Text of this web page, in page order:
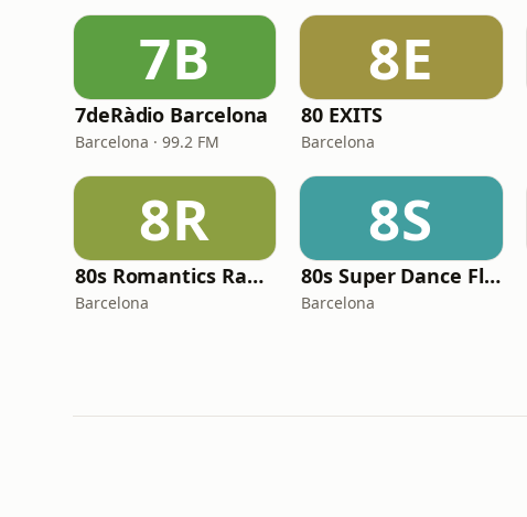
7B
7deRàdio Barcelona
Barcelona · 99.2 FM
8E
80 EXITS
Barcelona
8R
80s Romantics Radio
Barcelona
8S
80s Super Dance Floor
Barcelona